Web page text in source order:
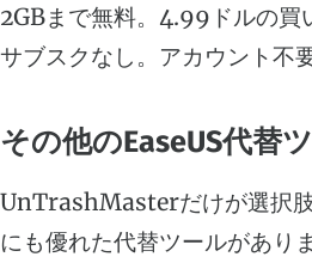
2GBまで無料。4.99ドルの買
サブスクなし。アカウント不要
その他のEaseUS代替
UnTrashMasterだけが選択
にも優れた代替ツールがありま